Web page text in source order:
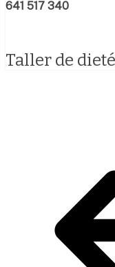
641 517 340
Taller de